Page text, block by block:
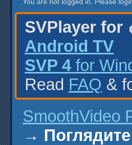
SVPlayer for
Android TV
SVP 4 for
Read FAQ &
SmoothVideo
→